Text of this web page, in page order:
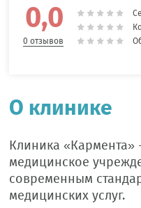
0,0
0 отзывов
О клинике
Клиника
медицинское
современным
медицинских услуг.